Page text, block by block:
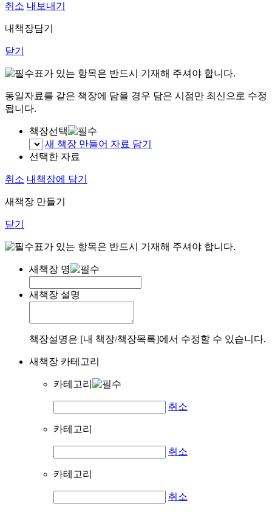
취소 내보내기
내책장담기
닫기
표가 있는 항목은 반드시 기재해 주셔야 합니다.
동일자료를 같은 책장에 담을 경우 담은 시점만 최신으로 수정
됩니다.
책장선택
새 책장 만들어 자료 담기
선택한 자료
취소 내책장에 담기
새책장 만들기
닫기
표가 있는 항목은 반드시 기재해 주셔야 합니다.
새책장 명
새책장 설명
책장설명은 [내 책장/책장목록]에서 수정할 수 있습니다.
새책장 카테고리
카테고리
취소
카테고리
취소
카테고리
취소